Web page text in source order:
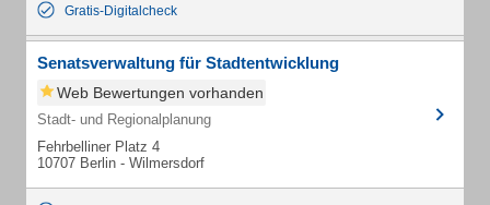
Gratis-Digitalcheck
Senatsverwaltung für Stadtentwicklung
Web Bewertungen vorhanden
Stadt- und Regionalplanung
Fehrbelliner Platz 4
10707 Berlin - Wilmersdorf